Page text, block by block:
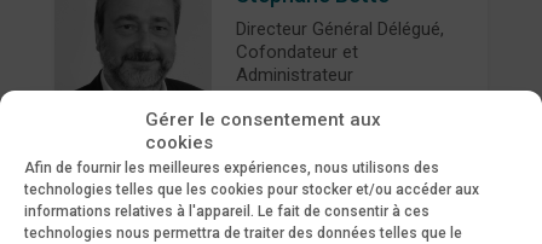
Gérer le consentement aux
cookies
Afin de fournir les meilleures expériences, nous utilisons des
technologies telles que les cookies pour stocker et/ou accéder aux
informations relatives à l'appareil. Le fait de consentir à ces
technologies nous permettra de traiter des données telles que le
Directeur Général Délégué,
Cofondateur et
Administrateur
En savoir plus